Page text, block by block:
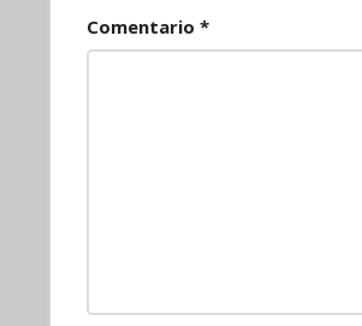
Comentario *